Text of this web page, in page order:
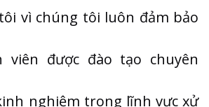
vì chúng tôi luôn đảm bảo
viên được đào tạo chuyên
nghiệm trong lĩnh vực xử